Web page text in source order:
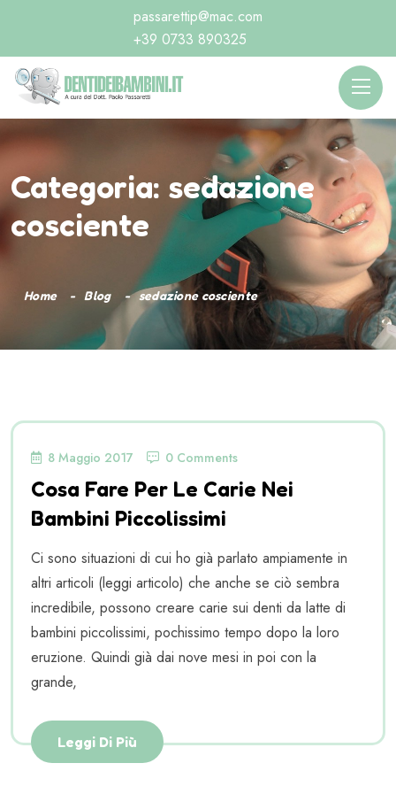
passarettip@mac.com
+39 0733 890325
Categoria: sedazione
cosciente
Home Blog sedazione cosciente
8 Maggio 2017 0 Comments
Cosa Fare Per Le Carie Nei
Bambini Piccolissimi
Ci sono situazioni di cui ho già parlato ampiamente in
altri articoli (leggi articolo) che anche se ciò sembra
incredibile, possono creare carie sui denti da latte di
bambini piccolissimi, pochissimo tempo dopo la loro
eruzione. Quindi già dai nove mesi in poi con la
grande,
Leggi Di Più